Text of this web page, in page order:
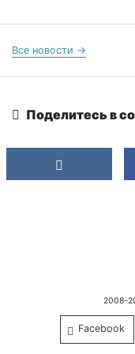
Все новости →
Поделитесь в
Facebook